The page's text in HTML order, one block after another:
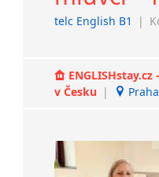
telc English B1 |
v Česku |